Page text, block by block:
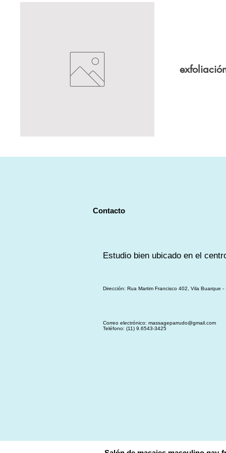
Contacto
Estudio bien ubicado en el
Dirección: Rua Martim Francisco 402, Vila Buarque -
Correo electrónico: massageparrudo@gmail.com
Teléfono: (11) 9.6543-3425